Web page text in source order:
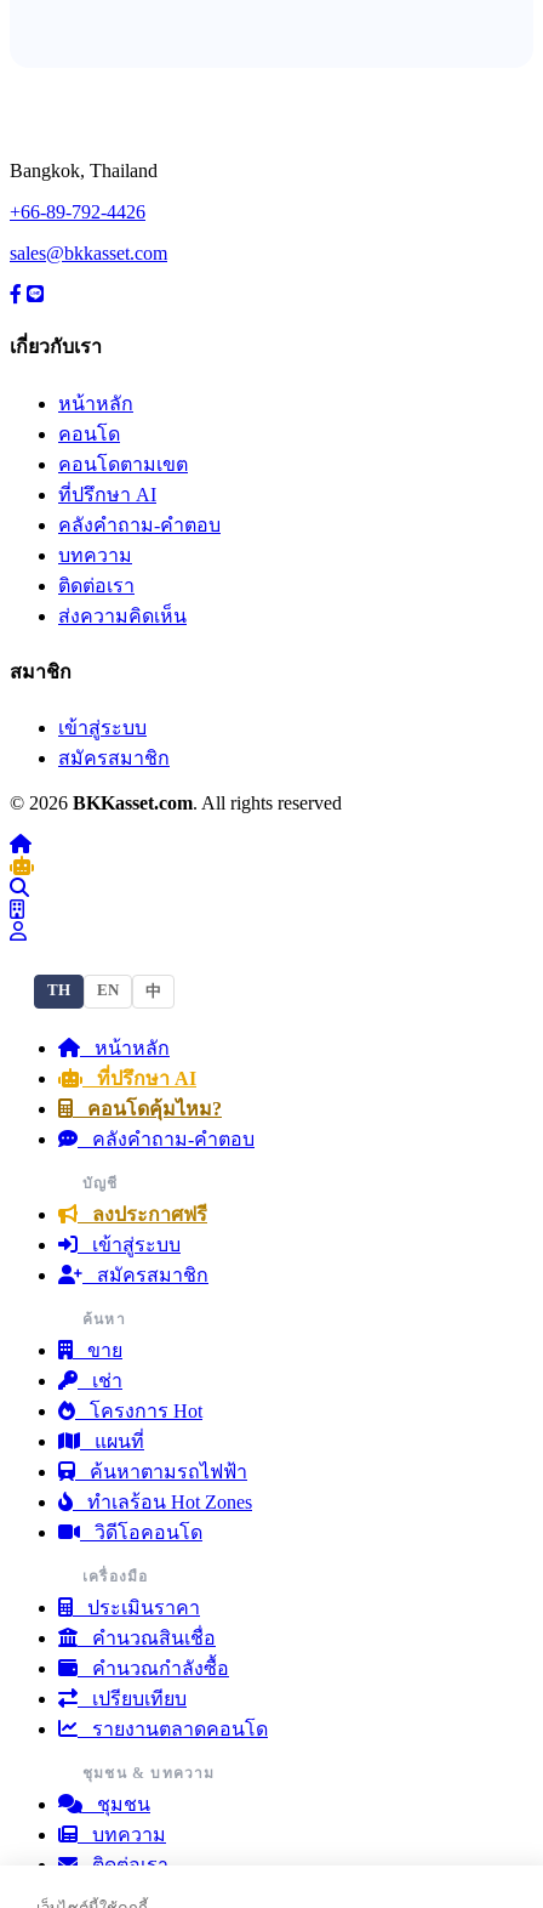
Bangkok, Thailand
+66-89-792-4426
sales@bkkasset.com
เกี่ยวกับเรา
หน้าหลัก
คอนโด
คอนโดตามเขต
ที่ปรึกษา AI
คลังคำถาม-คำตอบ
บทความ
ติดต่อเรา
ส่งความคิดเห็น
สมาชิก
เข้าสู่ระบบ
สมัครสมาชิก
© 2026 BKKasset.com. All rights reserved
TH EN 中
หน้าหลัก
ที่ปรึกษา AI
คอนโดคุ้มไหม?
คลังคำถาม-คำตอบ
บัญชี
ลงประกาศฟรี
เข้าสู่ระบบ
สมัครสมาชิก
ค้นหา
ขาย
เช่า
โครงการ Hot
แผนที่
ค้นหาตามรถไฟฟ้า
ทำเลร้อน Hot Zones
วิดีโอคอนโด
เครื่องมือ
ประเมินราคา
คำนวณสินเชื่อ
คำนวณกำลังซื้อ
เปรียบเทียบ
รายงานตลาดคอนโด
ชุมชน & บทความ
ชุมชน
บทความ
ติดต่อเรา